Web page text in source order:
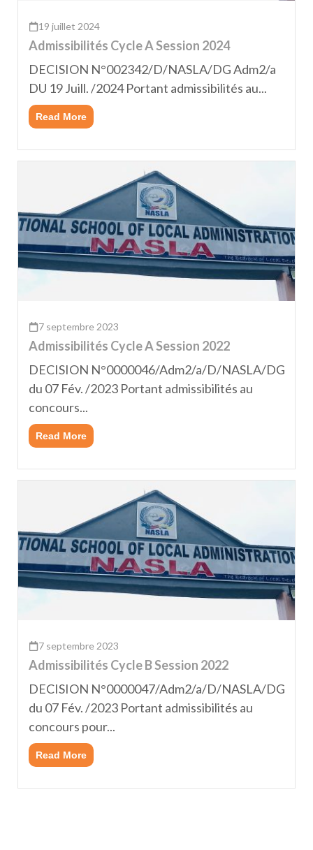
19 juillet 2024
Admissibilités Cycle A Session 2024
DECISION N°002342/D/NASLA/DG Adm2/a
DU 19 Juill. /2024 Portant admissibilités au...
Read More
7 septembre 2023
Admissibilités Cycle A Session 2022
DECISION N°0000046/Adm2/a/D/NASLA/DG
du 07 Fév. /2023 Portant admissibilités au
concours...
Read More
7 septembre 2023
Admissibilités Cycle B Session 2022
DECISION N°0000047/Adm2/a/D/NASLA/DG
du 07 Fév. /2023 Portant admissibilités au
concours pour...
Read More